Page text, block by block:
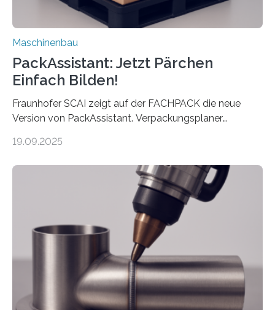
Maschinenbau
PackAssistant: Jetzt Pärchen
Einfach Bilden!
Fraunhofer SCAI zeigt auf der FACHPACK die neue
Version von PackAssistant. Verpackungsplaner
Automobil, Maschinenbau und in der Zulieferindustrie.
Teile als eine Einheit verpacken. Die Anordnung kann
der Benutzer vorgeben und erhält so mehr Kontrolle
über die Positionierung der Bauteile. Die ebenfalls neue
Automatisierungsschnittstelle dient dazu, die Software
besser in spezifische Unternehmensprozesse
einzubinden. Sankt Augustin – Zur Messe FACHPACK
vom 23. bis 25. September in Nürnberg…
19.09.2025